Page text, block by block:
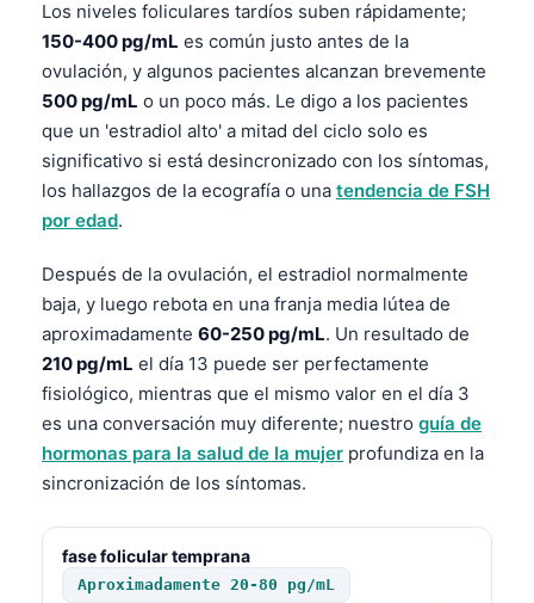
Los niveles foliculares tardíos suben rápidamente;
150-400 pg/mL es común justo antes de la
ovulación, y algunos pacientes alcanzan brevemente
500 pg/mL o un poco más. Le digo a los pacientes
que un 'estradiol alto' a mitad del ciclo solo es
significativo si está desincronizado con los síntomas,
los hallazgos de la ecografía o una tendencia de FSH
por edad.
Después de la ovulación, el estradiol normalmente
baja, y luego rebota en una franja media lútea de
aproximadamente 60-250 pg/mL. Un resultado de
210 pg/mL el día 13 puede ser perfectamente
fisiológico, mientras que el mismo valor en el día 3
es una conversación muy diferente; nuestro guía de
hormonas para la salud de la mujer profundiza en la
sincronización de los síntomas.
fase folicular temprana
Aproximadamente 20-80 pg/mL